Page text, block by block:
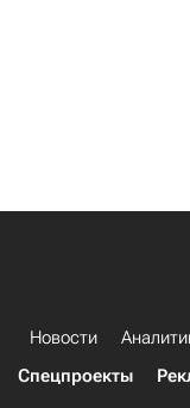
Новости
Спецпроекты